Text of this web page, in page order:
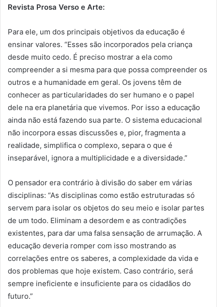
Revista Prosa Verso e Arte:
Para ele, um dos principais objetivos da educação é
ensinar valores. “Esses são incorporados pela criança
desde muito cedo. É preciso mostrar a ela como
compreender a si mesma para que possa compreender os
outros e a humanidade em geral. Os jovens têm de
conhecer as particularidades do ser humano e o papel
dele na era planetária que vivemos. Por isso a educação
ainda não está fazendo sua parte. O sistema educacional
não incorpora essas discussões e, pior, fragmenta a
realidade, simplifica o complexo, separa o que é
inseparável, ignora a multiplicidade e a diversidade.”
O pensador era contrário à divisão do saber em várias
disciplinas: “As disciplinas como estão estruturadas só
servem para isolar os objetos do seu meio e isolar partes
de um todo. Eliminam a desordem e as contradições
existentes, para dar uma falsa sensação de arrumação. A
educação deveria romper com isso mostrando as
correlações entre os saberes, a complexidade da vida e
dos problemas que hoje existem. Caso contrário, será
sempre ineficiente e insuficiente para os cidadãos do
futuro.”